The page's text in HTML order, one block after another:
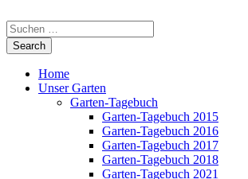
Home
Unser Garten
Garten-Tagebuch
Garten-Tagebuch 2015
Garten-Tagebuch 2016
Garten-Tagebuch 2017
Garten-Tagebuch 2018
Garten-Tagebuch 2021